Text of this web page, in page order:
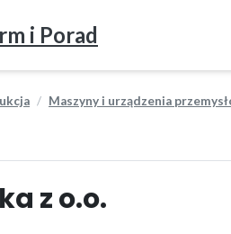
i Porad
Maszyny i urządzenia
z o.o.